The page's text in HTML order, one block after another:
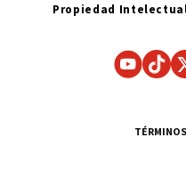
Propiedad